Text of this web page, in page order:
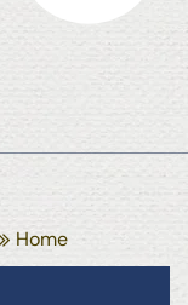
Home